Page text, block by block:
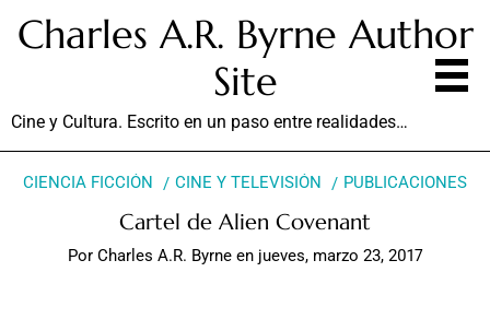
Charles A.R. Byrne Author
Site
Cine y Cultura. Escrito en un paso entre realidades…
CIENCIA FICCIÓN CINE Y TELEVISIÓN PUBLICACIONES
Cartel de Alien Covenant
Por Charles A.R. Byrne en jueves, marzo 23, 2017